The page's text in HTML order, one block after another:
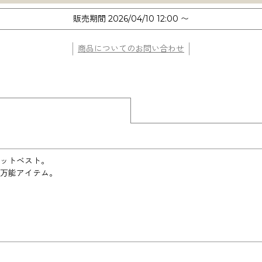
販売期間 2026/04/10 12:00 〜
商品についてのお問い合わせ
トベスト。
能アイテム。